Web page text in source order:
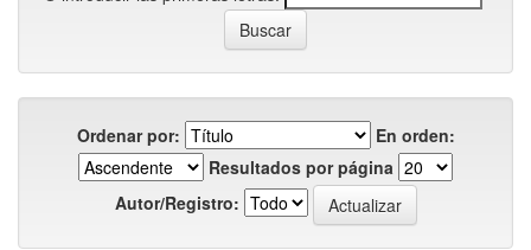
Ordenar por:
En orden:
Resultados por página
Autor/Registro: